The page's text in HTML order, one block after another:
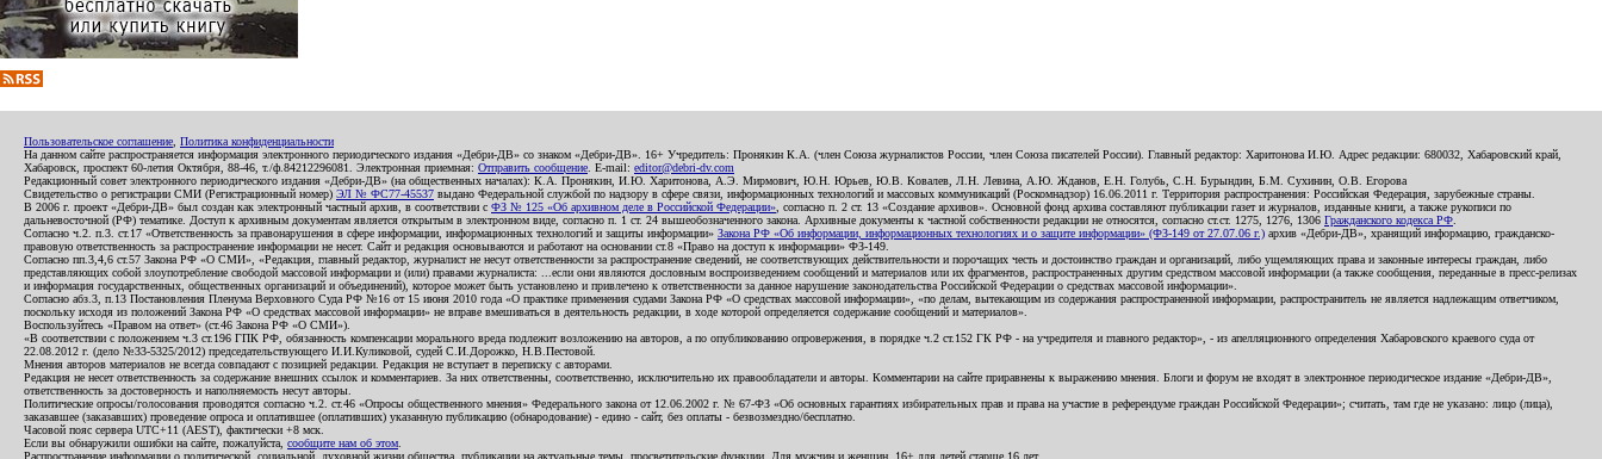
Пользовательское соглашение Политика конфиденциальности
На данном сайте распространяется информация электронного периодического издания «Дебри-ДВ» со знаком «Дебри-ДВ». 16+ Учредитель: Пронякин К.А. (член Союза журналистов России, член Союза писателей России). Главный редактор: Харитонова И.Ю. Адрес редакции: 680032, Хабаровский край,
Хабаровск, проспект 60-летия Октября, 88-46, т./ф.84212296081. Электронная приемная: Отправить сообщение . E-mail: editor@debri-dv.com
Редакционный совет электронного периодического издания «Дебри-ДВ» (на общественных началах): К.А. Пронякин, И.Ю. Харитонова, А.Э. Мирмович, Ю.Н. Юрьев, Ю.В. Ковалев, Л.Н. Левина, А.Ю. Жданов, Е.Н. Голубь, С.Н. Бурындин, Б.М. Сухинин, О.В. Егорова
Свидетельство о регистрации СМИ (Регистрационный номер) ЭЛ № ФС77-45537 выдано Федеральной службой по надзору в сфере связи, информационных технологий и массовых коммуникаций (Роскомнадзор) 16.06.2011 г. Территория распространения: Российская Федерация, зарубежные страны.
В 2006 г. проект «Дебри-ДВ» был создан как электронный частный архив, в соответствии с ФЗ № 125 «Об архивном деле в Российской Федерации» , согласно п. 2 ст. 13 «Создание архивов». Основной фонд архива составляют публикации газет и журналов, изданные книги, а также рукописи по
дальневосточной (РФ) тематике. Доступ к архивным документам является открытым в электронном виде, согласно п. 1 ст. 24 вышеобозначенного закона. Архивные документы к частной собственности редакции не относятся, согласно ст.ст. 1275, 1276, 1306 Гражданского кодекса РФ
Согласно ч.2. п.3. ст.17 «Ответственность за правонарушения в сфере информации, информационных технологий и защиты информации» Закона РФ «Об информации, информационных технологиях и о защите информации» (ФЗ-149 от 27.07.06 г.) архив «Дебри-ДВ», хранящий информацию, гражданско-
правовую ответственность за распространение информации не несет. Сайт и редакция основываются и работают на основании ст.8 «Право на доступ к информации» ФЗ-149.
Согласно пп.3,4,6 ст.57 Закона РФ «О СМИ», «Редакция, главный редактор, журналист не несут ответственности за распространение сведений, не соответствующих действительности и порочащих честь и достоинство граждан и организаций, либо ущемляющих права и законные интересы граждан, либо
представляющих собой злоупотребление свободой массовой информации и (или) правами журналиста: ...если они являются дословным воспроизведением сообщений и материалов или их фрагментов, распространенных другим средством массовой информации (а также сообщения, переданные в пресс-релизах
и информация государственных, общественных организаций и объединений), которое может быть установлено и привлечено к ответственности за данное нарушение законодательства Российской Федерации о средствах массовой информации».
Согласно абз.3, п.13 Постановления Пленума Верховного Суда РФ №16 от 15 июня 2010 года «О практике применения судами Закона РФ «О средствах массовой информации», «по делам, вытекающим из содержания распространенной информации, распространитель не является надлежащим ответчиком,
поскольку исходя из положений Закона РФ «О средствах массовой информации» не вправе вмешиваться в деятельность редакции, в ходе которой определяется содержание сообщений и материалов».
Воспользуйтесь «Правом на ответ» (ст.46 Закона РФ «О СМИ»).
«В соответствии с положением ч.3 ст.196 ГПК РФ, обязанность компенсации морального вреда подлежит возложению на авторов, а по опубликованию опровержения, в порядке ч.2 ст.152 ГК РФ - на учредителя и главного редактор», - из апелляционного определения Хабаровского краевого суда от
22.08.2012 г. (дело №33-5325/2012) председательствующего И.И.Куликовой, судей С.И.Дорожко, Н.В.Пестовой.
Мнения авторов материалов не всегда совпадают с позицией редакции. Редакция не вступает в переписку с авторами.
Редакция не несет ответственность за содержание внешних ссылок и комментариев. За них ответственны, соответственно, исключительно их правообладатели и авторы. Комментарии на сайте приравнены к выражению мнения. Блоги и форум не входят в электронное периодическое издание «Дебри-ДВ»,
ответственность за достоверность и наполняемость несут авторы.
Политические опросы/голосования проводятся согласно ч.2. ст.46 «Опросы общественного мнения» Федерального закона от 12.06.2002 г. № 67-ФЗ «Об основных гарантиях избирательных прав и права на участие в референдуме граждан Российской Федерации»; считать, там где не указано: лицо (лица),
заказавшее (заказавших) проведение опроса и оплатившее (оплативших) указанную публикацию (обнародование) - едино - сайт, без оплаты - безвозмездно/бесплатно.
Часовой пояс сервера UTC+11 (AEST), фактически +8 мск.
Если вы обнаружили ошибки на сайте, пожалуйста, сообщите нам об этом
Распространение информации о политической, социальной, духовной жизни общества, публикации на актуальные темы, просветительские функции. Для мужчин и женщин. 16+ для детей старше 16 лет.